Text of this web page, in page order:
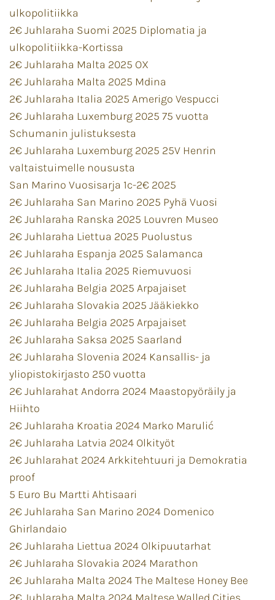
ulkopolitiikka
2€ Juhlaraha Suomi 2025 Diplomatia ja
ulkopolitiikka-Kortissa
2€ Juhlaraha Malta 2025 OX
2€ Juhlaraha Malta 2025 Mdina
2€ Juhlaraha Italia 2025 Amerigo Vespucci
2€ Juhlaraha Luxemburg 2025 75 vuotta
Schumanin julistuksesta
2€ Juhlaraha Luxemburg 2025 25V Henrin
valtaistuimelle noususta
San Marino Vuosisarja 1c-2€ 2025
2€ Juhlaraha San Marino 2025 Pyhä Vuosi
2€ Juhlaraha Ranska 2025 Louvren Museo
2€ Juhlaraha Liettua 2025 Puolustus
2€ Juhlaraha Espanja 2025 Salamanca
2€ Juhlaraha Italia 2025 Riemuvuosi
2€ Juhlaraha Belgia 2025 Arpajaiset
2€ Juhlaraha Slovakia 2025 Jääkiekko
2€ Juhlaraha Belgia 2025 Arpajaiset
2€ Juhlaraha Saksa 2025 Saarland
2€ Juhlaraha Slovenia 2024 Kansallis- ja
yliopistokirjasto 250 vuotta
2€ Juhlarahat Andorra 2024 Maastopyöräily ja
Hiihto
2€ Juhlaraha Kroatia 2024 Marko Marulić
2€ Juhlaraha Latvia 2024 Olkityöt
2€ Juhlarahat 2024 Arkkitehtuuri ja Demokratia
proof
5 Euro Bu Martti Ahtisaari
2€ Juhlaraha San Marino 2024 Domenico
Ghirlandaio
2€ Juhlaraha Liettua 2024 Olkipuutarhat
2€ Juhlaraha Slovakia 2024 Marathon
2€ Juhlaraha Malta 2024 The Maltese Honey Bee